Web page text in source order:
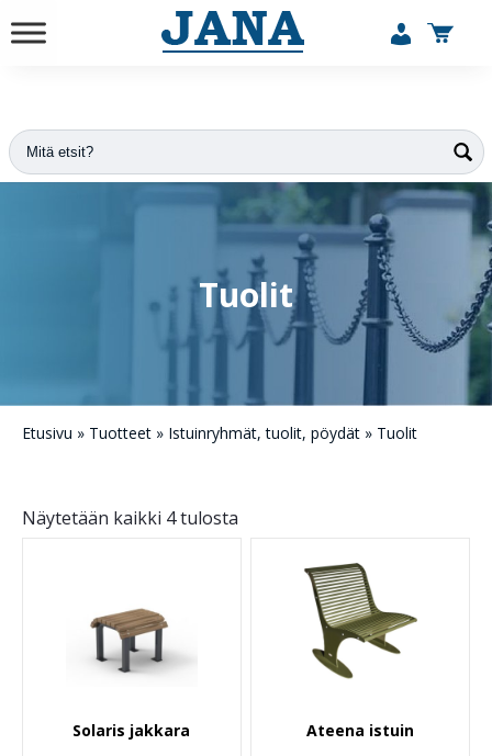
Tuolit
Etusivu » Tuotteet » Istuinryhmät, tuolit, pöydät » Tuolit
Näytetään kaikki 4 tulosta
Solaris jakkara
Ateena istuin